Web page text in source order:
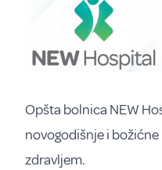
Opšta bolnica NEW
novogodišnje i
zdravljem.